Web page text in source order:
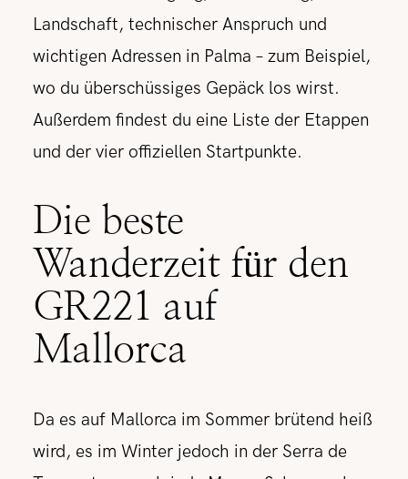
Landschaft, technischer Anspruch und
wichtigen Adressen in Palma – zum Beispiel,
wo du überschüssiges Gepäck los wirst.
Außerdem findest du eine Liste der Etappen
und der vier offiziellen Startpunkte.
Die beste
Wanderzeit für den
GR221 auf
Mallorca
Da es auf Mallorca im Sommer brütend heiß
wird, es im Winter jedoch in der Serra de